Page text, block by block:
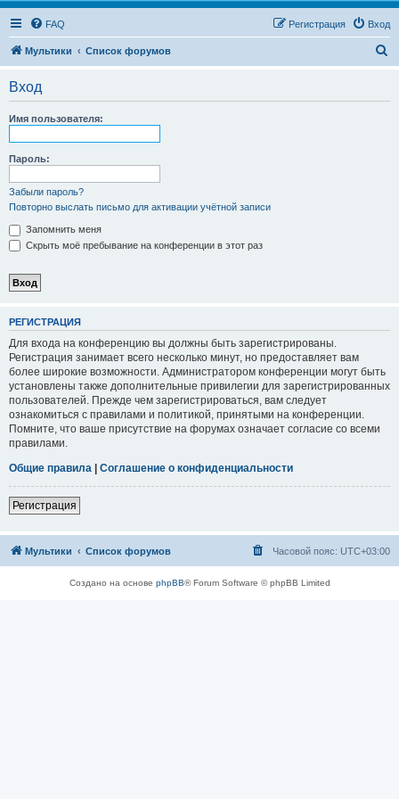
FAQ Вход
Регистрация
Мультики Список форумов
Вход
Имя пользователя:
Пароль:
Забыли пароль?
Повторно выслать письмо для активации учётной записи
Запомнить меня
Скрыть моё пребывание на конференции в этот раз
РЕГИСТРАЦИЯ
Для входа на конференцию вы должны быть зарегистрированы.
Регистрация занимает всего несколько минут, но предоставляет вам
более широкие возможности. Администратором конференции могут быть
установлены также дополнительные привилегии для зарегистрированных
пользователей. Прежде чем зарегистрироваться, вам следует
ознакомиться с правилами и политикой, принятыми на конференции.
Помните, что ваше присутствие на форумах означает согласие со всеми
правилами.
Общие правила | Соглашение о конфиденциальности
Регистрация
Мультики Список форумов Часовой пояс: UTC+03:00
Создано на основе phpBB® Forum Software © phpBB Limited